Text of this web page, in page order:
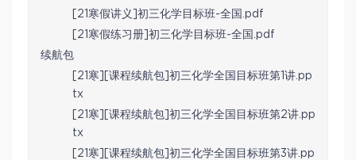
[21寒假讲义]初三化学目标班-全国.pdf
[21寒假练习册]初三化学目标班-全国.pdf
续航包
[21寒][课程续航包]初三化学全国目标班第1讲.pp
tx
[21寒][课程续航包]初三化学全国目标班第2讲.pp
tx
[21寒][课程续航包]初三化学全国目标班第3讲.pp